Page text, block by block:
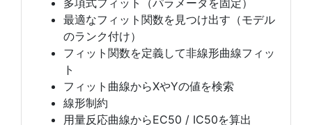
最適なフィット関数を見つけ出す（モデル
のランク付け）
フィット関数を定義して非線形曲線フィッ
ト
フィット曲線からXやYの値を検索
線形制約
用量反応曲線からEC50 / IC50を算出